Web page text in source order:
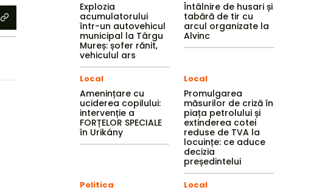
Explozia
acumulatorului
într-un autovehicul
municipal la Târgu
Mureș: șofer rănit,
vehiculul ars
Întâlnire de husari și
tabără de tir cu
arcul organizate la
Alvinc
Local
Amenințare cu
uciderea copilului:
intervenție a
FORȚELOR SPECIALE
în Urikány
Local
Promulgarea
măsurilor de criză în
piața petrolului și
extinderea cotei
reduse de TVA la
locuințe: ce aduce
decizia
președintelui
Politica Local